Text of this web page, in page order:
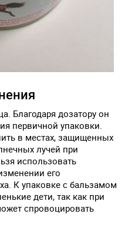
Благодаря дозатору он
первичной упаковки.
в местах, защищенных
лучей при
использовать
его
К упаковке с бальзамом
дети, так как при
спровоцировать